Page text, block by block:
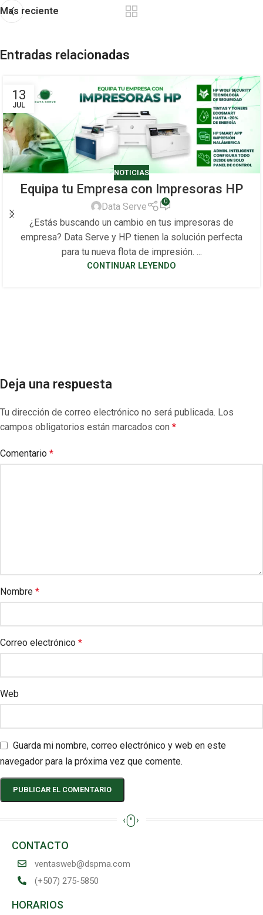
Mas reciente
Entradas relacionadas
13
JUL
NOTICIAS
Equipa tu Empresa con Impresoras HP
Data Serve 0
¿Estás buscando un cambio en tus impresoras de
empresa? Data Serve y HP tienen la solución perfecta
para tu nueva flota de impresión. ...
CONTINUAR LEYENDO
Deja una respuesta
Tu dirección de correo electrónico no será publicada. Los
campos obligatorios están marcados con *
Comentario *
Nombre *
Correo electrónico *
Web
Guarda mi nombre, correo electrónico y web en este
navegador para la próxima vez que comente.
CONTACTO
ventasweb@dspma.com
(+507) 275-5850
HORARIOS